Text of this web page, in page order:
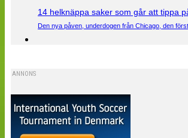
14 helknäppa saker som går att tippa
Den nya påven, underdogen från Chicago, den
ANNONS